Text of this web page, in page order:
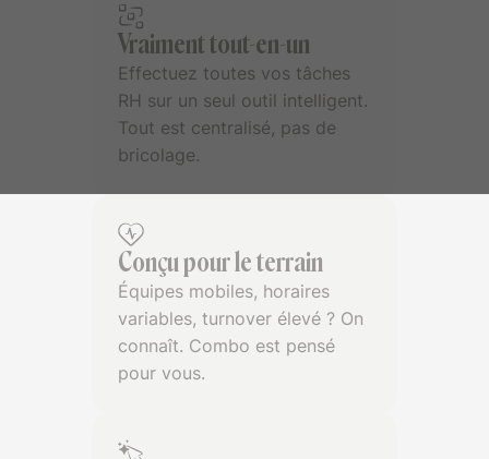
Vraiment tout-en-un
Effectuez toutes vos tâches
RH sur un seul outil intelligent.
Tout est centralisé, pas de
bricolage.
Conçu pour le terrain
Équipes mobiles, horaires
variables, turnover élevé ? On
connaît. Combo est pensé
pour vous.